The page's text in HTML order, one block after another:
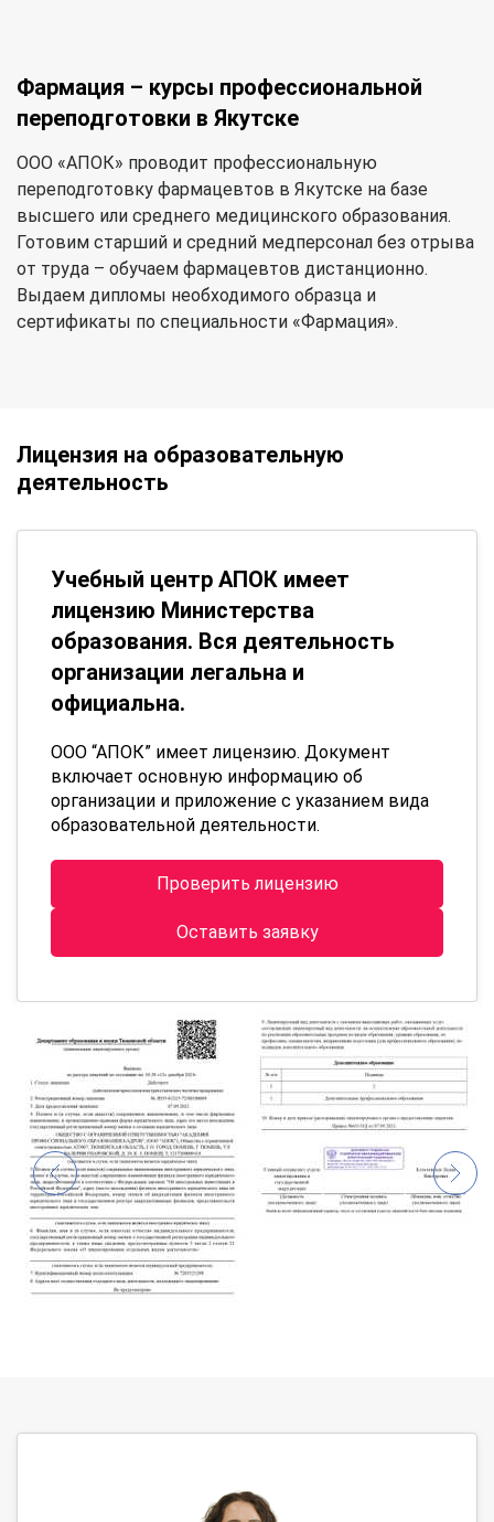
Фармация – курсы профессиональной
переподготовки в Якутске
ООО «АПОК» проводит профессиональную
переподготовку фармацевтов в Якутске на базе
высшего или среднего медицинского образования.
Готовим старший и средний медперсонал без отрыва
от труда – обучаем фармацевтов дистанционно.
Выдаем дипломы необходимого образца и
сертификаты по специальности «Фармация».
Лицензия на образовательную
деятельность
Учебный центр АПОК имеет
лицензию Министерства
образования. Вся деятельность
организации легальна и
официальна.
ООО “АПОК” имеет лицензию. Документ
включает основную информацию об
организации и приложение с указанием вида
образовательной деятельности.
Проверить лицензию
Оставить заявку